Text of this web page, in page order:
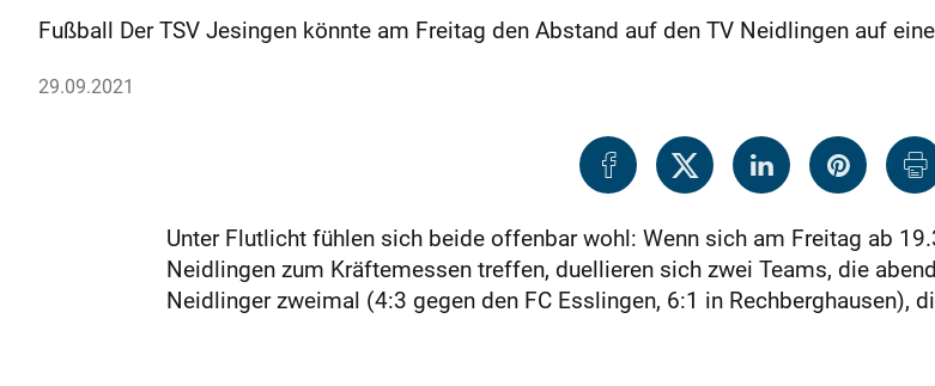
Fußball Der TSV Jesingen könnte am Freitag den Abstand auf den TV Neidlingen auf
29.09.2021
Unter Flutlicht fühlen sich beide offenbar wohl: Wenn sich am Freitag ab
Neidlingen zum Kräftemessen treffen, duellieren sich zwei Teams, die
Neidlinger zweimal (4:3 gegen den FC Esslingen, 6:1 in Rechberghausen),